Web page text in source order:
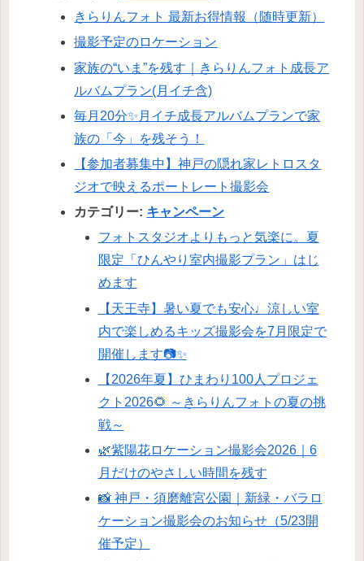
きらりんフォト 最新お得情報（随時更新）
撮影予定のロケーション
家族の“いま”を残す｜きらりんフォト成長ア
ルバムプラン(月イチ含)
毎月20分✨月イチ成長アルバムプランで家
族の「今」を残そう！
【参加者募集中】神戸の隠れ家レトロスタ
ジオで映えるポートレート撮影会
カテゴリー: キャンペーン
フォトスタジオよりもっと気楽に。夏
限定「ひんやり室内撮影プラン」はじ
めます
【天王寺】暑い夏でも安心♩涼しい室
内で楽しめるキッズ撮影会を7月限定で
開催します📷✨
【2026年夏】ひまわり100人プロジェ
クト2026🌻 ～きらりんフォトの夏の挑
戦～
🌿紫陽花ロケーション撮影会2026｜6
月だけのやさしい時間を残す
📸 神戸・須磨離宮公園｜新緑・バラロ
ケーション撮影会のお知らせ（5/23開
催予定）